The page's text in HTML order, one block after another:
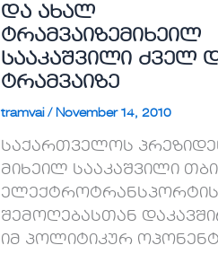
და ახალ
ტრამვაიზემიხეილ
სააკაშვილი ძველ
ტრამვაიზე
tramvai / November 14, 2010
საქართველოს
მიხეილ სააკაშვილი
ელექტროტრანსპორტის
შემოღებასთან
იმ პოლიტიკურ